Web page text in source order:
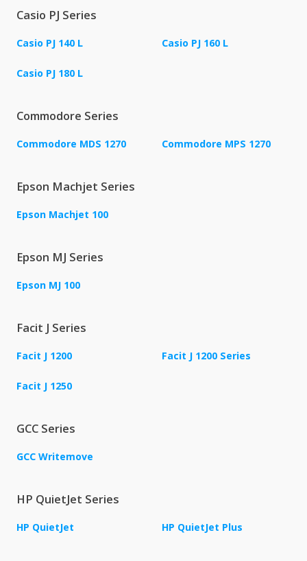
Casio PJ Series
Casio PJ 140 L Casio PJ 160 L
Casio PJ 180 L
Commodore Series
Commodore MDS 1270 Commodore MPS 1270
Epson Machjet Series
Epson Machjet 100
Epson MJ Series
Epson MJ 100
Facit J Series
Facit J 1200 Facit J 1200 Series
Facit J 1250
GCC Series
GCC Writemove
HP QuietJet Series
HP QuietJet HP QuietJet Plus